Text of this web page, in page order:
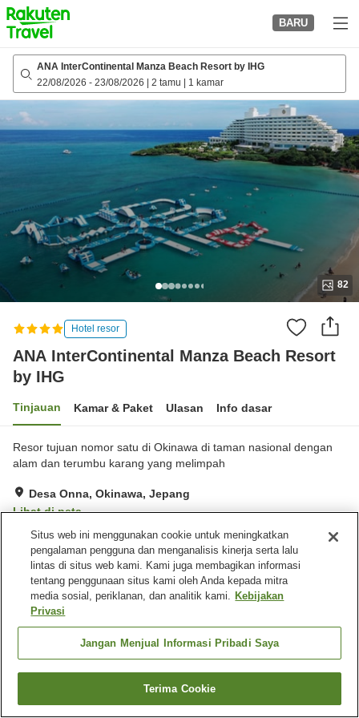
to
top
page
BARU
ANA InterContinental Manza Beach Resort by IHG
22/08/2026 - 23/08/2026 2 tamu 1 kamar
82
Hotel resor
ANA InterContinental Manza Beach Resort
by IHG
Tinjauan Kamar & Paket Ulasan Info dasar
Resor tujuan nomor satu di Okinawa di taman nasional dengan
alam dan terumbu karang yang melimpah
Desa Onna, Okinawa, Jepang
Lihat di peta
Hebat Ulasan:347
Fasilitas properti
Mandi jet
Beranda Jepang Okinawa
Desa Onna
Cari kamar
Situs web ini menggunakan cookie untuk meningkatkan
pengalaman pengguna dan menganalisis kinerja serta lalu
lintas di situs web kami. Kami juga membagikan informasi
tentang penggunaan situs kami oleh Anda kepada mitra
media sosial, periklanan, dan analitik kami. Kebijakan
Privasi
Jangan Menjual Informasi Pribadi Saya
Terima Cookie